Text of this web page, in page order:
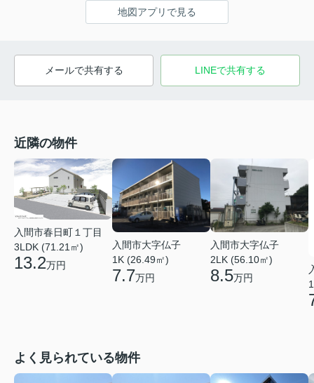
地図アプリで見る
メールで共有する LINEで共有する
近隣の物件
入間市春日町１丁目
3LDK (71.21㎡)
13.2万円
入間市大字仏子
1K (26.49㎡)
7.7万円
入間市大字仏子
2LK (56.10㎡)
8.5万円
よく見られている物件